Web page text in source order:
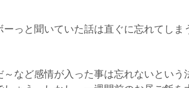
っと聞いていた話は直ぐに忘れてしま
など感情が入った事は忘れないとい